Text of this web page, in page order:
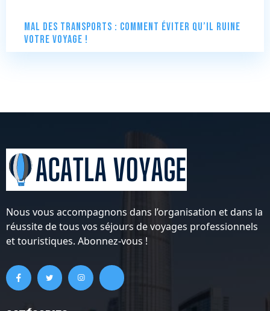
Mal des transports : comment éviter qu’il ruine
votre voyage !
Nous vous accompagnons dans l’organisation et dans la
réussite de tous vos séjours de voyages professionnels
et touristiques. Abonnez-vous !